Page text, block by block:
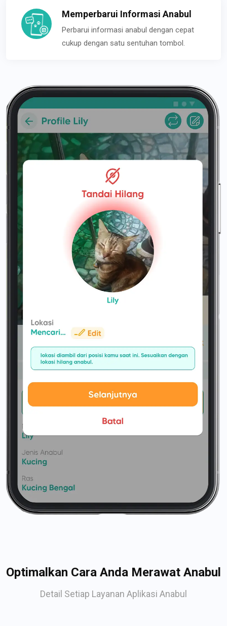
Memperbarui Informasi Anabul
Perbarui informasi anabul dengan cepat
cukup dengan satu sentuhan tombol.
Optimalkan Cara Anda Merawat Anabul
Detail Setiap Layanan Aplikasi Anabul